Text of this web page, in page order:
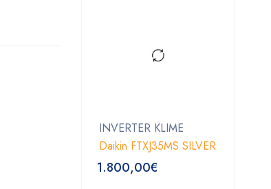
INVERTER KLIME
Daikin FTXJ35MS SILVER
1.800,00€